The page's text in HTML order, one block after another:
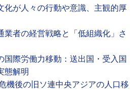
化が人々の行動や意識、主観的厚
業者の経営戦略と「低組織化」さ
国際労働力移動：送出国・受入国
態解明
機後の旧ソ連中央アジアの人口移